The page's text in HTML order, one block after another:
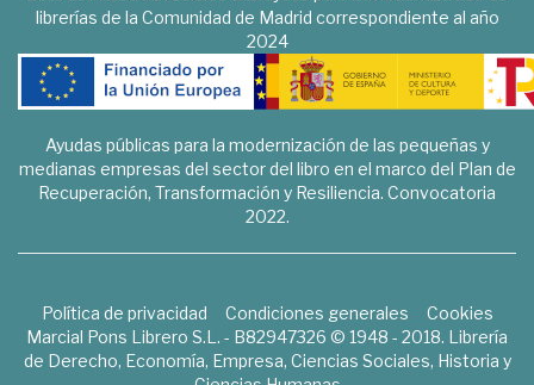
librerías de la Comunidad de Madrid correspondiente al año
2024
Ayudas públicas para la modernización de las pequeñas y
medianas empresas del sector del libro en el marco del Plan de
Recuperación, Transformación y Resiliencia. Convocatoria
2022.
Política de privacidad Condiciones generales
Cookies
Marcial Pons Librero S.L. - B82947326 © 1948 - 2018. Librería
de Derecho, Economía, Empresa, Ciencias Sociales, Historia y